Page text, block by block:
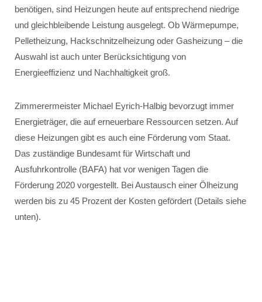
benötigen, sind Heizungen heute auf entsprechend niedrige
und gleichbleibende Leistung ausgelegt. Ob Wärmepumpe,
Pelletheizung, Hackschnitzelheizung oder Gasheizung – die
Auswahl ist auch unter Berücksichtigung von
Energieeffizienz und Nachhaltigkeit groß.
Zimmerermeister Michael Eyrich-Halbig bevorzugt immer
Energieträger, die auf erneuerbare Ressourcen setzen. Auf
diese Heizungen gibt es auch eine Förderung vom Staat.
Das zuständige Bundesamt für Wirtschaft und
Ausfuhrkontrolle (BAFA) hat vor wenigen Tagen die
Förderung 2020 vorgestellt. Bei Austausch einer Ölheizung
werden bis zu 45 Prozent der Kosten gefördert (Details siehe
unten).